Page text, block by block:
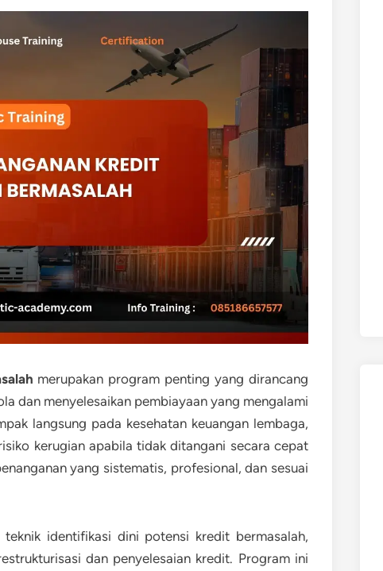
merupakan program penting yang dirancang
dan menyelesaikan pembiayaan yang mengalami
langsung pada kesehatan keuangan lembaga,
kerugian apabila tidak ditangani secara cepat
yang sistematis, profesional, dan sesuai
identifikasi dini potensi kredit bermasalah,
dan penyelesaian kredit. Program ini